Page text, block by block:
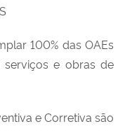
100% das OAEs
e obras de
e Corretiva são